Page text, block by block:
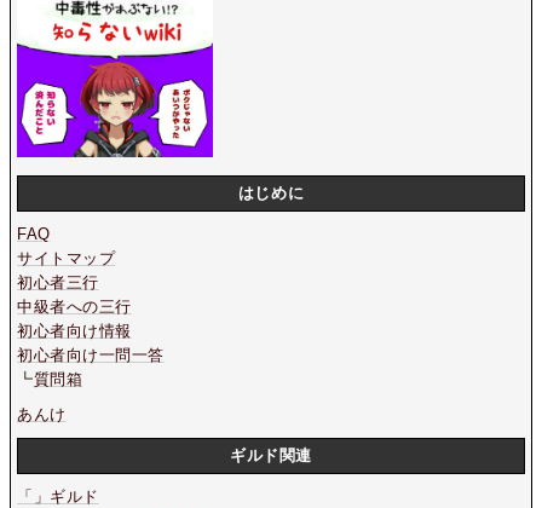
はじめに
FAQ
サイトマップ
初心者三行
中級者への三行
初心者向け情報
初心者向け一問一答
┗質問箱
あんけ
ギルド関連
「」ギルド